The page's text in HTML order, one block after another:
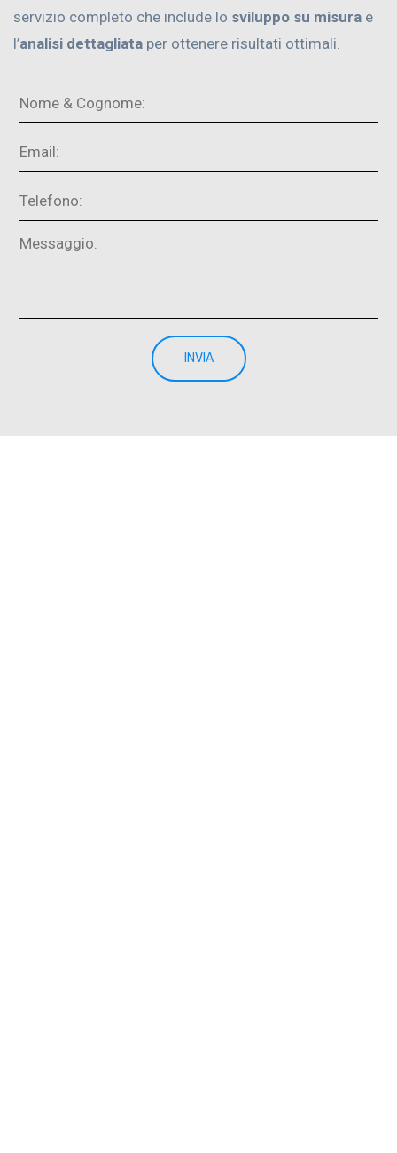
servizio completo che include lo sviluppo su misura e
l’analisi dettagliata per ottenere risultati ottimali.